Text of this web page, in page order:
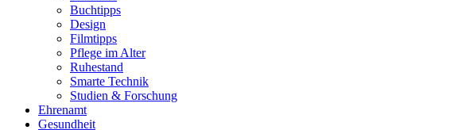
Buchtipps
Design
Filmtipps
Pflege im Alter
Ruhestand
Smarte Technik
Studien & Forschung
Ehrenamt
Gesundheit